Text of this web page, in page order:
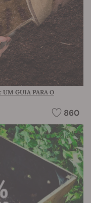
UM GUIA PARA O
860